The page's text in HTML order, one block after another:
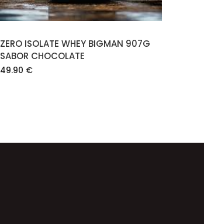
ZERO ISOLATE WHEY BIGMAN 907G
SABOR CHOCOLATE
49.90 €